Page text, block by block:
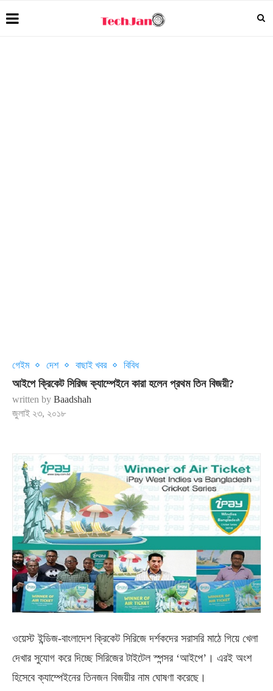
গেইম দেশ বাছাই খবর বিবিধ
আইপে ক্রিকেট সিরিজ ক্যাম্পেইনে কারা হলেন প্রথম তিন বিজয়ী?
written by Baadshah
জুলাই ২৩, ২০১৮
ওয়েস্ট ইন্ডিজ-বাংলাদেশ ক্রিকেট সিরিজে দর্শকদের সরাসরি মাঠে গিয়ে খেলা
দেখার সুযোগ করে দিচ্ছে সিরিজের টাইটেল স্পন্সর ‘আইপে’। এরই অংশ
হিসেবে ক্যাম্পেইনের তিনজন বিজয়ীর নাম ঘোষণা করেছে।